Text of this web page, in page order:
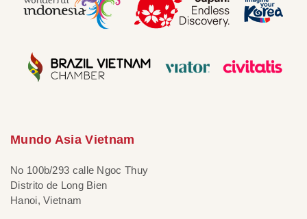
Mundo Asia Vietnam
No 100b/293 calle Ngoc Thuy
Distrito de Long Bien
Hanoi, Vietnam